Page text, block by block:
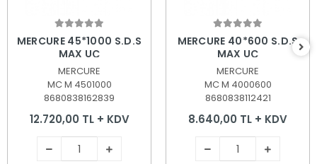
MERCURE 45*1000 S.D.S
MAX UÇ
MERCURE
MC M 4501000
8680838162839
12.720,00 TL + KDV
MERCURE 40*600 S.D.S
MAX UÇ
MERCURE
MC M 4000600
8680838112421
8.640,00 TL + KDV